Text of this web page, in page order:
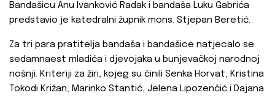
Bandašicu Anu Ivanković Radak i bandaša Luku Gabrića
predstavio je katedralni župnik mons. Stjepan Beretić.
Za tri para pratitelja bandaša i bandašice natjecalo se
sedamnaest mladića i djevojaka u bunjevačkoj narodnoj
nošnji. Kriteriji za žiri, kojeg su činili Senka Horvat, Kristina
Tokodi Križan, Marinko Stantić, Jelena Lipozenčić i Dajana